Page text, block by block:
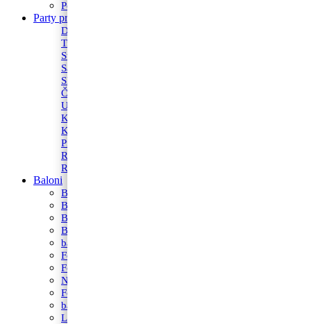
Podlošci za torte i kolače
Party program
Dekoracija za prostor
Trakice
Stolnjaci i dekoracije
Salvete
Slamke
Čaše
Ukrasi
Konfetni topovi
Kutije za torte
Pinjate
Rekviziti za momačke i djevojačke
Rekviziti za fotkanje
Baloni
BALONI NA HRVATSKOM JEZIKU
Bubble Baloni
Baloni za vjerske svečanosti
Balonski setovi
baloni za rođenje
Folija baloni
Folija zvijezde i srca
Natpis od balona
Folija balon figura
baloni na štapiću
Latex baloni